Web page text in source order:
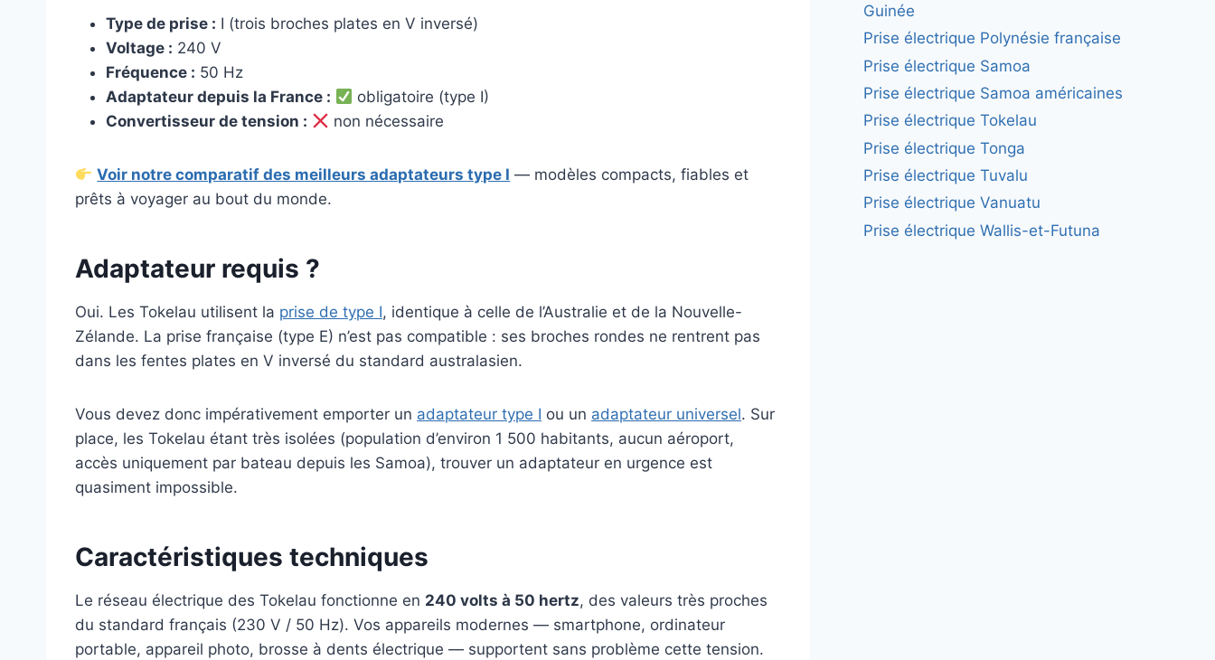
Type de prise : I (trois broches plates en V inversé)
Voltage : 240 V
Fréquence : 50 Hz
Adaptateur depuis la France :
obligatoire (type I)
Convertisseur de tension :
non nécessaire
Voir notre comparatif des meilleurs adaptateurs type I — modèles compacts, fiables et
prêts à voyager au bout du monde.
Adaptateur requis ?
Oui. Les Tokelau utilisent la prise de type I, identique à celle de l’Australie et de la Nouvelle-
Zélande. La prise française (type E) n’est pas compatible : ses broches rondes ne rentrent pas
dans les fentes plates en V inversé du standard australasien.
Vous devez donc impérativement emporter un adaptateur type I ou un adaptateur universel. Sur
place, les Tokelau étant très isolées (population d’environ 1 500 habitants, aucun aéroport,
accès uniquement par bateau depuis les Samoa), trouver un adaptateur en urgence est
quasiment impossible.
Caractéristiques techniques
Le réseau électrique des Tokelau fonctionne en 240 volts à 50 hertz, des valeurs très proches
du standard français (230 V / 50 Hz). Vos appareils modernes — smartphone, ordinateur
portable, appareil photo, brosse à dents électrique — supportent sans problème cette tension.
Guinée
Prise électrique Polynésie française
Prise électrique Samoa
Prise électrique Samoa américaines
Prise électrique Tokelau
Prise électrique Tonga
Prise électrique Tuvalu
Prise électrique Vanuatu
Prise électrique Wallis-et-Futuna